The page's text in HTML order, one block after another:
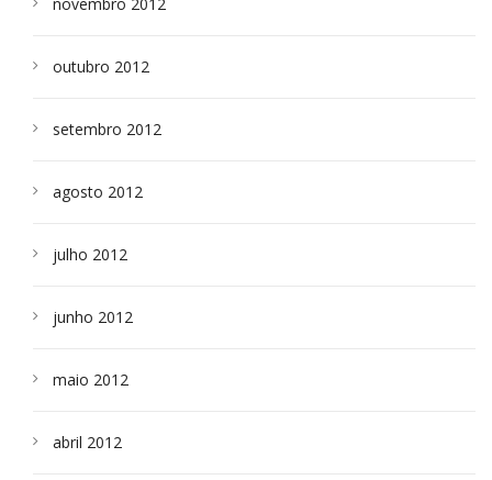
outubro 2012
setembro 2012
agosto 2012
julho 2012
junho 2012
maio 2012
abril 2012